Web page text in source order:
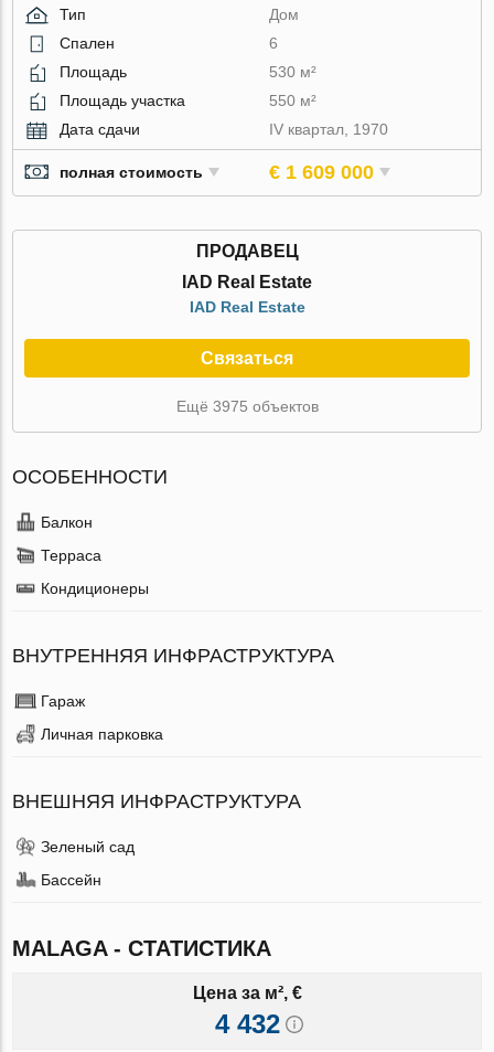
Тип
Дом
Спален
6
Площадь
530 м²
Площадь участка
550 м²
Дата сдачи
IV квартал, 1970
полная стоимость € 1 609 000
ПРОДАВЕЦ
IAD Real Estate
IAD Real Estate
Связаться
Ещё 3975 объектов
ОСОБЕННОСТИ
Балкон
Терраса
Кондиционеры
ВНУТРЕННЯЯ ИНФРАСТРУКТУРА
Гараж
Личная парковка
ВНЕШНЯЯ ИНФРАСТРУКТУРА
Зеленый сад
Бассейн
MALAGA - СТАТИСТИКА
Цена за м², €
4 432